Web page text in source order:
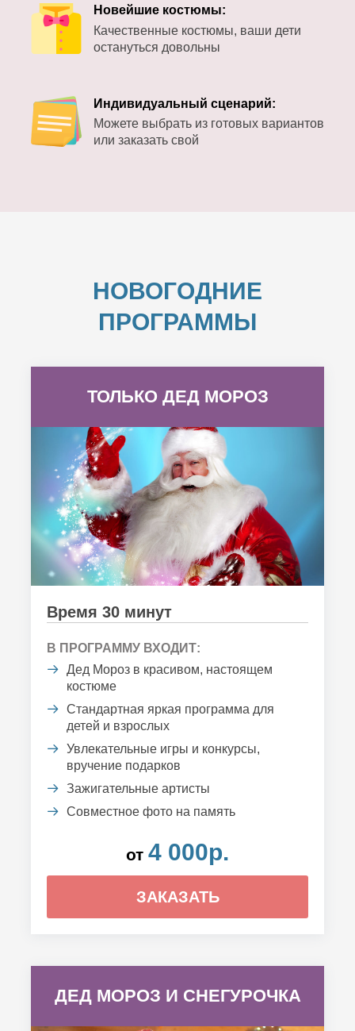
Новейшие костюмы:
Качественные костюмы, ваши дети
остануться довольны
Индивидуальный сценарий:
Можете выбрать из готовых вариантов
или заказать свой
НОВОГОДНИЕ
ПРОГРАММЫ
ТОЛЬКО ДЕД МОРОЗ
Время 30 минут
В ПРОГРАММУ ВХОДИТ:
Дед Мороз в красивом, настоящем
костюме
Стандартная яркая программа для
детей и взрослых
Увлекательные игры и конкурсы,
вручение подарков
Зажигательные артисты
Совместное фото на память
от 4 000р.
ЗАКАЗАТЬ
ДЕД МОРОЗ И СНЕГУРОЧКА